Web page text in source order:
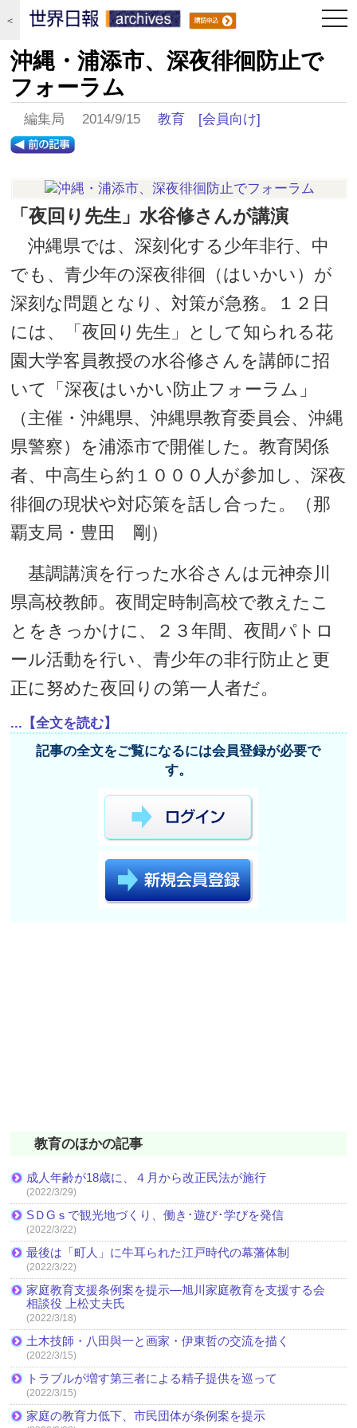
＜
沖縄・浦添市、深夜徘徊防止で
フォーラム
編集局 2014/9/15教育 [会員向け]
「夜回り先生」水谷修さんが講演
沖縄県では、深刻化する少年非行、中
でも、青少年の深夜徘徊（はいかい）が
深刻な問題となり、対策が急務。１２日
には、「夜回り先生」として知られる花
園大学客員教授の水谷修さんを講師に招
いて「深夜はいかい防止フォーラム」
（主催・沖縄県、沖縄県教育委員会、沖縄
県警察）を浦添市で開催した。教育関係
者、中高生ら約１０００人が参加し、深夜
徘徊の現状や対応策を話し合った。（那
覇支局・豊田 剛）
基調講演を行った水谷さんは元神奈川
県高校教師。夜間定時制高校で教えたこ
とをきっかけに、２３年間、夜間パトロ
ール活動を行い、青少年の非行防止と更
正に努めた夜回りの第一人者だ。
...【全文を読む】
記事の全文をご覧になるには会員登録が必要で
す。
教育のほかの記事
成人年齢が18歳に、４月から改正民法が施行
(2022/3/29)
SＤGｓで観光地づくり、働き･遊び･学びを発信
(2022/3/22)
最後は「町人」に牛耳られた江戸時代の幕藩体制
(2022/3/22)
家庭教育支援条例案を提示―旭川家庭教育を支援する会
相談役 上松丈夫氏
(2022/3/18)
土木技師・八田與一と画家・伊東哲の交流を描く
(2022/3/15)
トラブルが増す第三者による精子提供を巡って
(2022/3/15)
家庭の教育力低下、市民団体が条例案を提示